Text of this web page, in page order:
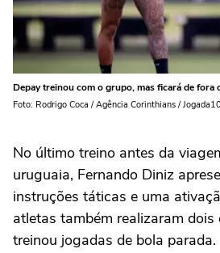
Depay treinou com o grupo, mas ficará de fora
Foto: Rodrigo Coca / Agência Corinthians / Jogada10
No último treino antes da
uruguaia, Fernando Diniz
instruções táticas e uma
atletas também realizaram dois
treinou jogadas de bola parada.